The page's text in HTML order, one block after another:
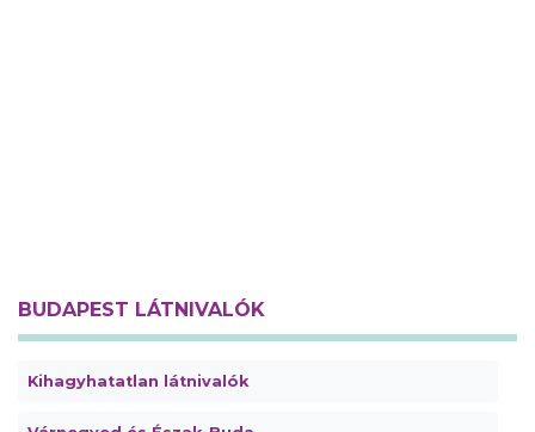
BUDAPEST LÁTNIVALÓK
Kihagyhatatlan látnivalók